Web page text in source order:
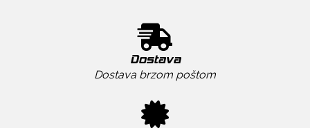
Dostava
Dostava brzom poštom